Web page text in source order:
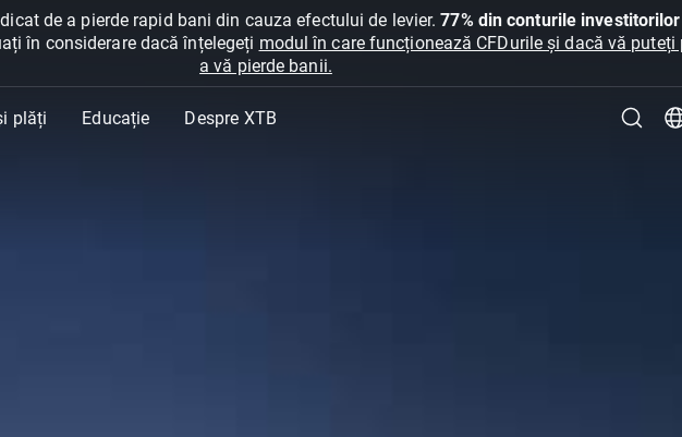
de a pierde rapid bani din cauza efectului de levier.77% din conturile
în considerare dacă înțelegeți modul în care funcționează CFDurile și dacă vă
a vă pierde banii.
plăți Educație Despre XTB